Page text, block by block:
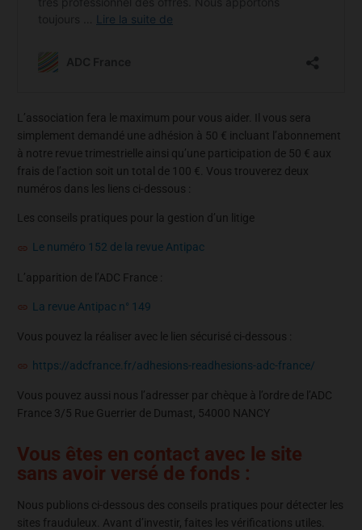
L’association fera le maximum pour vous aider. Il vous sera
simplement demandé une adhésion à 50 € incluant l’abonnement
à notre revue trimestrielle ainsi qu’une participation de 50 € aux
frais de l’action soit un total de 100 €. Vous trouverez deux
numéros dans les liens ci-dessous :
Les conseils pratiques pour la gestion d’un litige
Le numéro 152 de la revue Antipac
L’apparition de l’ADC France :
La revue Antipac n° 149
Vous pouvez la réaliser avec le lien sécurisé ci-dessous :
https://adcfrance.fr/adhesions-readhesions-adc-france/
Vous pouvez aussi nous l’adresser par chèque à l’ordre de l’ADC
France 3/5 Rue Guerrier de Dumast, 54000 NANCY
Vous êtes en contact avec le site
sans avoir versé de fonds :
Nous publions ci-dessous des conseils pratiques pour détecter les
sites frauduleux. Avant d’investir, faites les vérifications utiles.